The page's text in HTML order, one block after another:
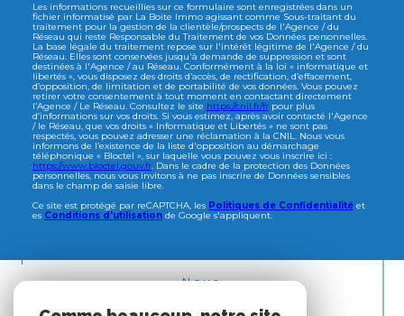
Les informations recueillies sur ce formulaire sont enregistrées dans un
fichier informatisé par La Boite Immo agissant comme Sous-traitant du
traitement pour la gestion de la clientèle/prospects de l'Agence / du
Réseau qui reste Responsable du Traitement de vos Données personnelles.
La base légale du traitement repose sur l'intérêt légitime de l'Agence / du
Réseau. Elles sont conservées jusqu'à demande de suppression et sont
destinées à l'Agence / au Réseau. Conformément à la loi « informatique et
libertés », vous disposez des droits d’accès, de rectification, d’effacement,
d’opposition, de limitation et de portabilité de vos données. Vous pouvez
retirer votre consentement à tout moment en contactant directement
l’Agence / Le Réseau. Consultez le site https://cnil.fr/fr pour plus
d’informations sur vos droits. Si vous estimez, après avoir contacté l'Agence
/ le Réseau, que vos droits « Informatique et Libertés » ne sont pas
respectés, vous pouvez adresser une réclamation à la CNIL. Nous vous
informons de l’existence de la liste d'opposition au démarchage
téléphonique « Bloctel », sur laquelle vous pouvez vous inscrire ici :
https://www.bloctel.gouv.fr. Dans le cadre de la protection des Données
personnelles, nous vous invitons à ne pas inscrire de Données sensibles
dans le champ de saisie libre.
Ce site est protégé par reCAPTCHA, les Politiques de Confidentialité et
es Conditions d'utilisation de Google s'appliquent.
Nous